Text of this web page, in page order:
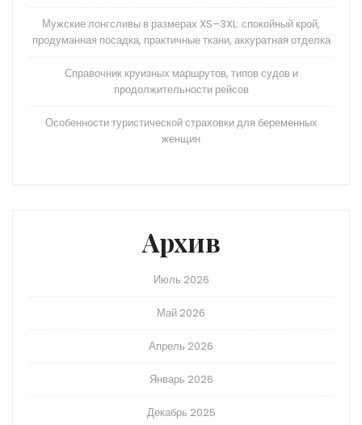
Мужские лонгсливы в размерах XS–3XL: спокойный крой,
продуманная посадка, практичные ткани, аккуратная отделка
Справочник круизных маршрутов, типов судов и
продолжительности рейсов
Особенности туристической страховки для беременных
женщин
Архив
Июль 2026
Май 2026
Апрель 2026
Январь 2026
Декабрь 2025